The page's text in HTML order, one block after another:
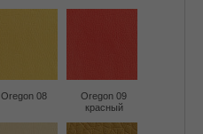
Oregon 08
Oregon 09
красный